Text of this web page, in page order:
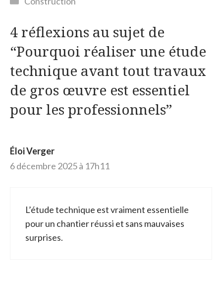
4 réflexions au sujet de
“Pourquoi réaliser une étude
technique avant tout travaux
de gros œuvre est essentiel
pour les professionnels”
Éloi Verger
6 décembre 2025 à 17h11
L’étude technique est vraiment essentielle
pour un chantier réussi et sans mauvaises
surprises.